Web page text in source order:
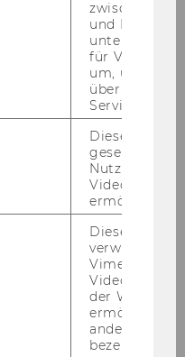
(12.11.2024)
in NPOs
Stärke
Intelligenz für
in die
in NPOs
zwischen
und Bots zu
für Vimeo
um, um
über die
Service zu
Dieses
gesetzt, um
Nutzung des
Videoplayers
ermöglichen
Dieses
verwendet,
Vimeo-
der WU-
ermöglichen
andere nicht
bezeichnete